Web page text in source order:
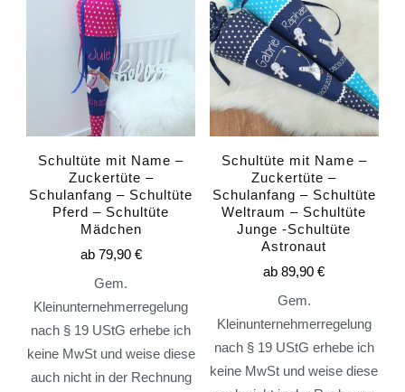
Schultüte mit Name –
Zuckertüte –
Schulanfang – Schultüte
Pferd – Schultüte
Mädchen
ab 79,90 €
Gem.
Kleinunternehmerregelung
nach § 19 UStG erhebe ich
keine MwSt und weise diese
auch nicht in der Rechnung
Schultüte mit Name –
Zuckertüte –
Schulanfang – Schultüte
Weltraum – Schultüte
Junge -Schultüte
Astronaut
ab89,90€
Gem.
Kleinunternehmerregelung
nach § 19 UStG erhebe ich
keine MwSt und weise diese